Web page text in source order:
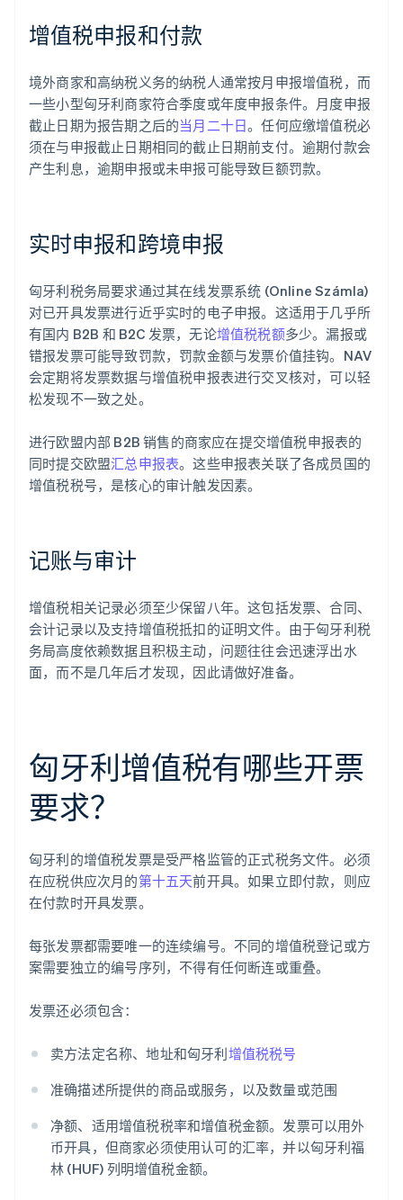
增值税申报和付款
境外商家和高纳税义务的纳税人通常按月申报增值税，而
一些小型匈牙利商家符合季度或年度申报条件。月度申报
截止日期为报告期之后的当月二十日。任何应缴增值税必
须在与申报截止日期相同的截止日期前支付。逾期付款会
产生利息，逾期申报或未申报可能导致巨额罚款。
实时申报和跨境申报
匈牙利税务局要求通过其在线发票系统 (Online Számla)
对已开具发票进行近乎实时的电子申报。这适用于几乎所
有国内 B2B 和 B2C 发票，无论增值税税额多少。漏报或
错报发票可能导致罚款，罚款金额与发票价值挂钩。NAV
会定期将发票数据与增值税申报表进行交叉核对，可以轻
松发现不一致之处。
进行欧盟内部 B2B 销售的商家应在提交增值税申报表的
同时提交欧盟汇总申报表。这些申报表关联了各成员国的
增值税税号，是核心的审计触发因素。
记账与审计
增值税相关记录必须至少保留八年。这包括发票、合同、
会计记录以及支持增值税抵扣的证明文件。由于匈牙利税
务局高度依赖数据且积极主动，问题往往会迅速浮出水
面，而不是几年后才发现，因此请做好准备。
匈牙利增值税有哪些开票
要求？
匈牙利的增值税发票是受严格监管的正式税务文件。必须
在应税供应次月的第十五天前开具。如果立即付款，则应
在付款时开具发票。
每张发票都需要唯一的连续编号。不同的增值税登记或方
案需要独立的编号序列，不得有任何断连或重叠。
发票还必须包含：
卖方法定名称、地址和匈牙利增值税税号
准确描述所提供的商品或服务，以及数量或范围
净额、适用增值税税率和增值税金额。发票可以用外
币开具，但商家必须使用认可的汇率，并以匈牙利福
林 (HUF) 列明增值税金额。